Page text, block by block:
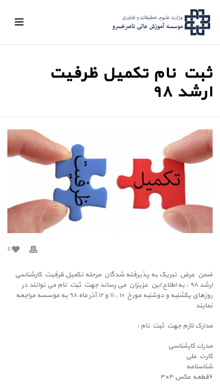
ثبت نام تکمیل ظرفیت
ارشد ۹۸
2
ضمن عرض تبریک به پذیرفته شدگان مرحله تکمیل ظرفیت کارشناسی
ارشد ۹۸ ، به اطلاع این عزیزان می رساند جهت ثبت نام می توانند در
روزهای یکشنبه و دوشنبه مورخ ۱۰ ، ۱۱ و ۱۲ آذر ماه ۹۸ به موسسه مراجعه
نمایند
مدارک لازم جهت ثبت نام :
مدرك كارشناسي
كارت ملي
شناسنامه
٦قطعه عكس ۴×۳